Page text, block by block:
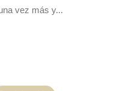
vez más y...